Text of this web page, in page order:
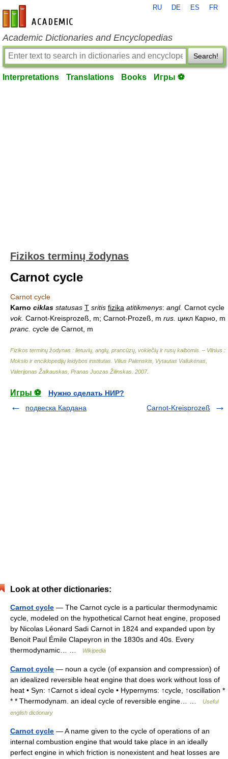
en-academic.com
RU DE ES FR
Academic Dictionaries and Encyclopedias
Search!
Interpretations Translations Books Игры ⚽
Fizikos terminų žodynas
Carnot cycle
Carnot cycle
Karno ciklas statusas T sritis fizika atitikmenys: angl. Carnot cycle
vok. Carnot-Kreisprozeß, m; Carnot-Prozeß, m rus. цикл Карно, m
pranc. cycle de Carnot, m
Fizikos terminų žodynas : lietuvių, anglų, prancūzų, vokiečių ir rusų kalbomis. – Vilnius :
Mokslo ir enciklopedijų leidybos institutas Vilius Palenskis, Vytautas Valiukėnas,
Valerijonas Žalkauskas, Pranas Juozas Žilinskas 2007.
Игры ⚽
Нужно сделать НИР?
подвеска Кардана
Carnot-Kreisprozeß
Look at other dictionaries:
Carnot cycle — The Carnot cycle is a particular thermodynamic
cycle, modeled on the hypothetical Carnot heat engine, proposed
by Nicolas Léonard Sadi Carnot in 1824 and expanded upon by
Benoit Paul Émile Clapeyron in the 1830s and 40s. Every
thermodynamic… …
Wikipedia
Carnot cycle — noun a cycle (of expansion and compression) of
an idealized reversible heat engine that does work without loss of
heat • Syn: ↑Carnot s ideal cycle • Hypernyms: ↑cycle, ↑oscillation *
* * Thermodynam. an ideal cycle of reversible engine… …
Useful
english dictionary
Carnot cycle — A name given to the cycle of operations of an
internal combustion engine that would take place in an ideally
perfect engine in which friction is nonexistent and heat losses are